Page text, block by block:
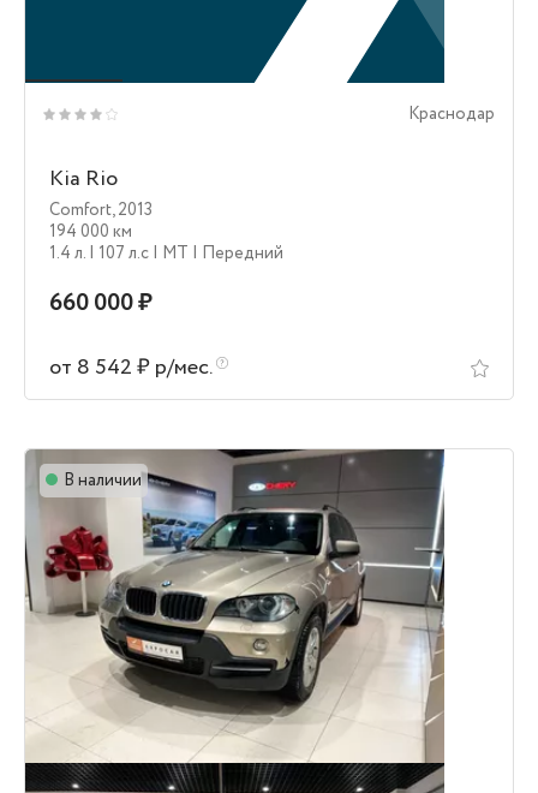
Краснодар
Kia Rio
Comfort,2013
194 000 км
1.4 л. | 107 л.c | MT | Передний
660 000 ₽
от 8 542 ₽ р/мес.
В наличии